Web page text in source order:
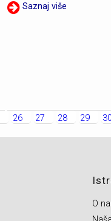
Saznaj više
26 27 28 29 30
O